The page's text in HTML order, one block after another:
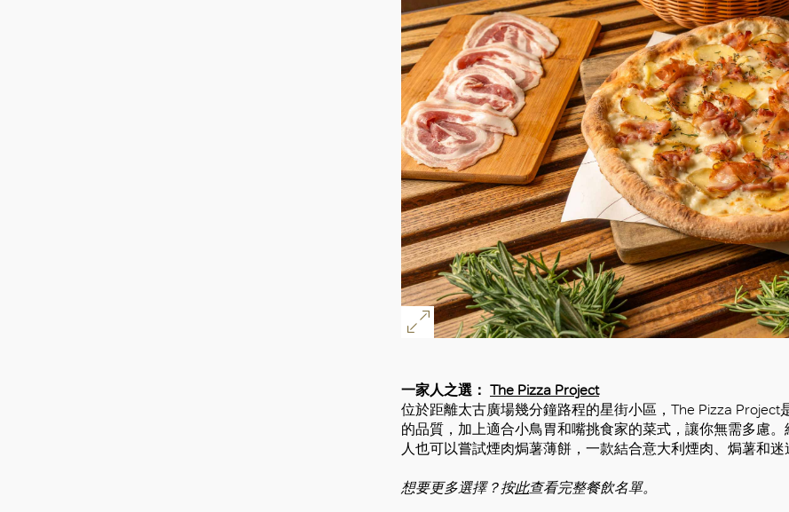
一家人之選： The Pizza Project
位於距離太古廣場幾分鐘路程的星街小區，The Pizza
的品質，加上適合小鳥胃和嘴挑食家的菜式，讓你無需多慮
人也可以嘗試煙肉焗薯薄餅，一款結合意大利煙肉、焗薯和迷
想要更多選擇？按此查看完整餐飲名單。